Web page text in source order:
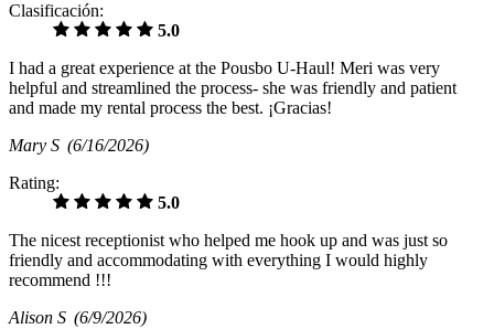
Clasificación:
5.0
I had a great experience at the Pousbo U-Haul! Meri was very
helpful and streamlined the process- she was friendly and patient
and made my rental process the best. ¡Gracias!
Mary S (6/16/2026)
Rating:
5.0
The nicest receptionist who helped me hook up and was just so
friendly and accommodating with everything I would highly
recommend !!!
Alison S (6/9/2026)